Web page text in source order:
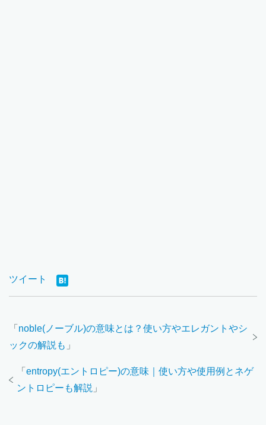
ツイート
「 noble(ノーブル)の意味とは？使い方やエレガントやシ
ックの解説も 」
「 entropy(エントロピー)の意味｜使い方や使用例とネゲ
ントロピーも解説 」